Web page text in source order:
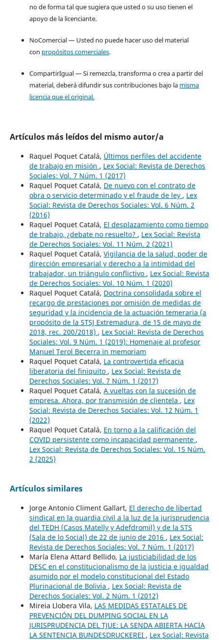
no de forma tal que sugiera que usted o su uso tienen el
apoyo de la licenciante.
NoComercial — Usted no puede hacer uso del material
con propósitos comerciales.
CompartirIgual — Si remezcla, transforma o crea a partir del
material, deberá difundir sus contribuciones bajo la misma
licencia que el original.
Artículos más leídos del mismo autor/a
Raquel Poquet Catalá, Últimos perfiles del accidente
de trabajo en misión , Lex Social: Revista de Derechos
Sociales: Vol. 7 Núm. 1 (2017)
Raquel Poquet Catalá, De nuevo con el contrato de
obra o servicio determinado y el fraude de ley , Lex
Social: Revista de Derechos Sociales: Vol. 6 Núm. 2
(2016)
Raquel Poquet Catalá, El desplazamiento como tiempo
de trabajo, ¿debate no resuelto? , Lex Social: Revista
de Derechos Sociales: Vol. 11 Núm. 2 (2021)
Raquel Poquet Catalá, Vigilancia de la salud, poder de
dirección empresarial y derecho a la intimidad del
trabajador, un triángulo conflictivo , Lex Social: Revista
de Derechos Sociales: Vol. 10 Núm. 1 (2020)
Raquel Poquet Catalá, Doctrina consolidada sobre el
recargo de prestaciones por omisión de medidas de
seguridad y la incidencia de la actuación temeraria (a
propósito de la STSJ Extremadura, de 15 de mayo de
2018, rec. 200/2018) , Lex Social: Revista de Derechos
Sociales: Vol. 9 Núm. 1 (2019): Homenaje al profesor
Manuel Terol Becerra in memoriam
Raquel Poquet Catalá, La controvertida eficacia
liberatoria del finiquito , Lex Social: Revista de
Derechos Sociales: Vol. 7 Núm. 1 (2017)
Raquel Poquet Catalá, A vueltas con la sucesión de
empresa. Ahora, por transmisión de clientela , Lex
Social: Revista de Derechos Sociales: Vol. 12 Núm. 1
(2022)
Raquel Poquet Catalá, En torno a la calificación del
COVID persistente como incapacidad permanente ,
Lex Social: Revista de Derechos Sociales: Vol. 15 Núm.
2 (2025)
Artículos similares
Jorge Antonio Climent Gallart, El derecho de libertad
sindical en la guardia civil a la luz de la jurisprudencia
del TEDH (Casos Matelly y Adefdromil) y de la STS
(Sala de lo Social) de 22 de junio de 2016 , Lex Social:
Revista de Derechos Sociales: Vol. 7 Núm. 1 (2017)
María Elena Attard Bellido, La justiciabilidad de los
DESC en el constitucionalismo de la justicia e igualdad
asumido por el modelo constitucional del Estado
Plurinacional de Bolivia , Lex Social: Revista de
Derechos Sociales: Vol. 2 Núm. 1 (2012)
Mireia Llobera Vila, LAS MEDIDAS ESTATALES DE
PREVENCIÓN DEL DUMPING SOCIAL EN LA
JURISPRUDENCIA DEL TJUE: LA SENDA ABIERTA HACIA
LA SENTENCIA BUNDESDRUCKEREI , Lex Social: Revista